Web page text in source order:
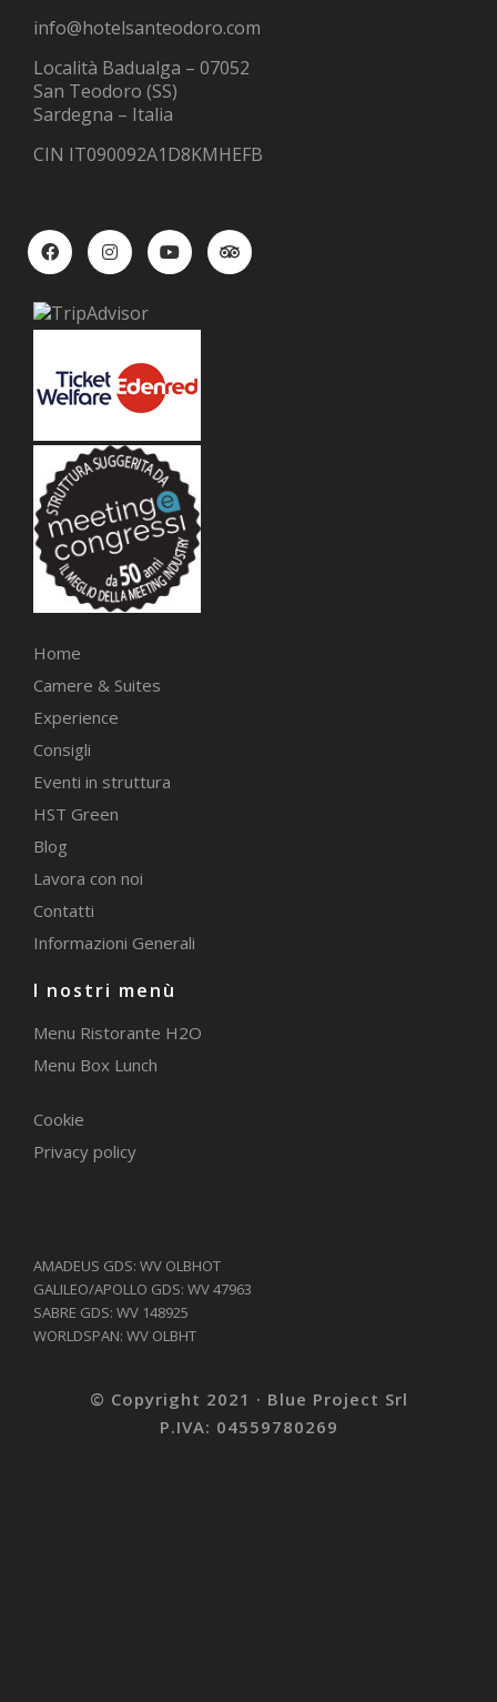
info@hotelsanteodoro.com
Località Badualga – 07052
San Teodoro (SS)
Sardegna – Italia
CIN IT090092A1D8KMHEFB
Home
Camere & Suites
Experience
Consigli
Eventi in struttura
HST Green
Blog
Lavora con noi
Contatti
Informazioni Generali
I nostri menù
Menu Ristorante H2O
Menu Box Lunch
Cookie
Privacy policy
AMADEUS GDS: WV OLBHOT
GALILEO/APOLLO GDS: WV 47963
SABRE GDS: WV 148925
WORLDSPAN: WV OLBHT
© Copyright 2021 · Blue Project Srl
P.IVA: 04559780269